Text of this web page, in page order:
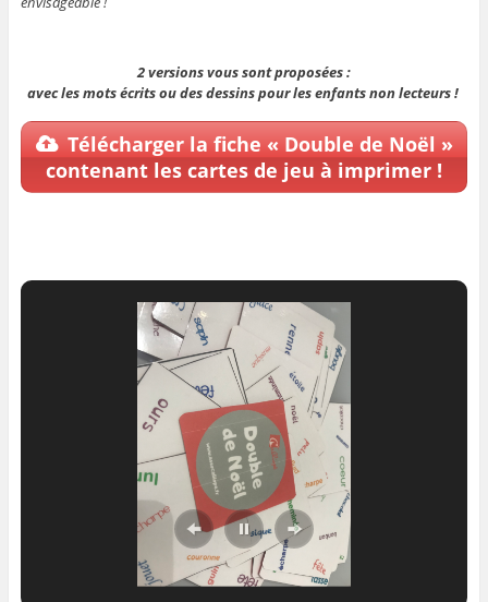
2 versions vous sont proposées :
avec les mots écrits ou des dessins pour les enfants non lecteurs !
Télécharger la fiche « Double de Noël »
contenant les cartes de jeu à imprimer !